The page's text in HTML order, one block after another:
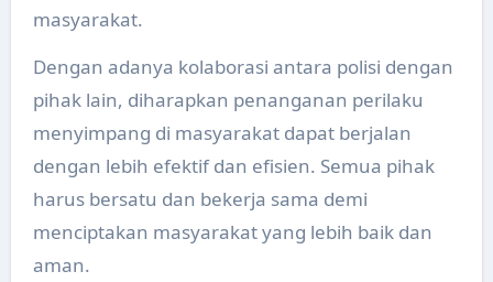
masyarakat.
Dengan adanya kolaborasi antara polisi dengan
pihak lain, diharapkan penanganan perilaku
menyimpang di masyarakat dapat berjalan
dengan lebih efektif dan efisien. Semua pihak
harus bersatu dan bekerja sama demi
menciptakan masyarakat yang lebih baik dan
aman.